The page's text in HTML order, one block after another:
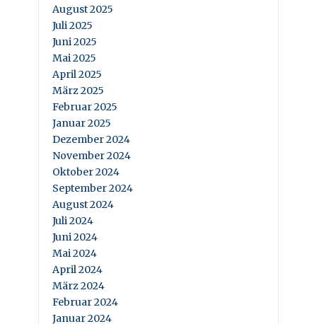
August 2025
Juli 2025
Juni 2025
Mai 2025
April 2025
März 2025
Februar 2025
Januar 2025
Dezember 2024
November 2024
Oktober 2024
September 2024
August 2024
Juli 2024
Juni 2024
Mai 2024
April 2024
März 2024
Februar 2024
Januar 2024